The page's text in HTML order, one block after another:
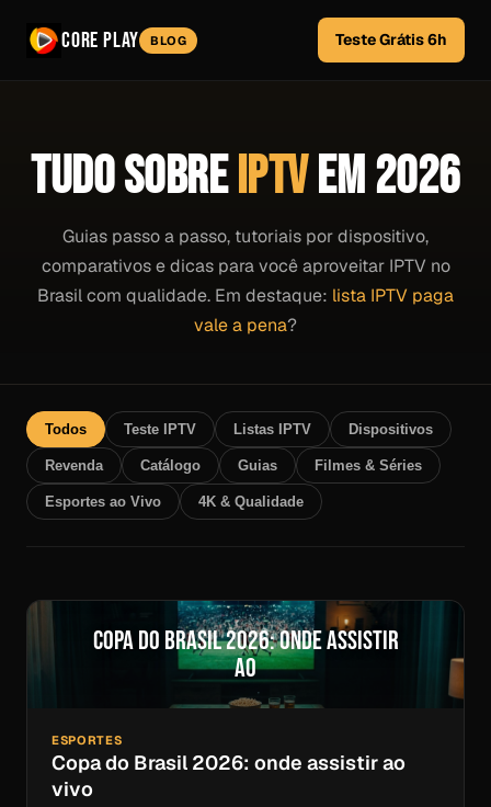
Core Play BLOG Teste Grátis 6h
TUDO SOBREIPTVEM 2026
Guias passo a passo, tutoriais por dispositivo,
comparativos e dicas para você aproveitar IPTV no
Brasil com qualidade. Em destaque: lista IPTV paga
vale a pena?
Todos Teste IPTV Listas IPTV Dispositivos
Revenda Catálogo Guias Filmes & Séries
Esportes ao Vivo 4K & Qualidade
Copa do Brasil 2026: onde assistir
ao
ESPORTES
Copa do Brasil 2026: onde assistir ao
vivo